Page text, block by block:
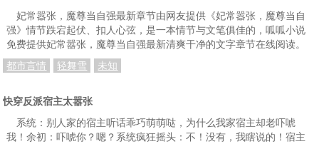
妃常嚣张，魔尊当自强最新章节由网友提供《妃常嚣张，魔尊当自
强》情节跌宕起伏、扣人心弦，是一本情节与文笔俱佳的，呱呱小说
免费提供妃常嚣张，魔尊当自强最新清爽干净的文字章节在线阅读。
都市言情
轻舞雪 未知
快穿反派宿主太嚣张
系统：别人家的宿主听话乖巧萌萌哒，为什么我家宿主却老吓唬
我！余初：吓唬你？嗯？系统疯狂摇头：不！没有，我瞎说的！宿主